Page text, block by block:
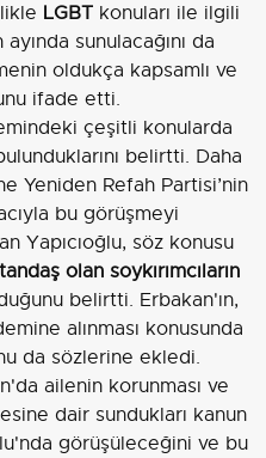
LGBT konuları ile ilgili
sunulacağını da
oldukça kapsamlı ve
ifade etti.
çeşitli konularda
belirtti. Daha
Yeniden Refah Partisi’nin
bu görüşmeyi
Yapıcıoğlu, söz konusu
olan soykırımcıların
belirtti. Erbakan'ın,
alınması konusunda
da sözlerine ekledi.
ailenin korunması ve
dair sundukları kanun
görüşüleceğini ve bu